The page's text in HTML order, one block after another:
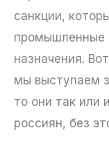
санкции,
промышленные
назначения.
мы выступаем
то они так или
россиян, без